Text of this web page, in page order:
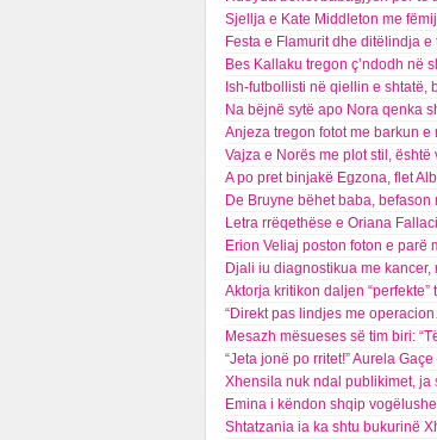
Sjellja e Kate Middleton me
Festa e Flamurit dhe ditëlindja
Bes Kallaku tregon ç’ndodh në
Ish-futbollisti në qiellin e shtatë,
Na bëjnë sytë apo Nora qenka
Anjeza tregon fotot me barkun e
Vajza e Norës me plot stil,
A po pret binjakë Egzona, flet
De Bruyne bëhet baba, befason
Letra rrëqethëse e Oriana
Erion Veliaj poston foton e parë
Djali iu diagnostikua me
Aktorja kritikon daljen
“Direkt pas lindjes me
Mesazh mësueses së tim biri:
“Jeta jonë po rritet!” Aurela
Xhensila nuk ndal publikimet, ja
Emina i këndon shqip
Shtatzania ia ka shtu bukurinë